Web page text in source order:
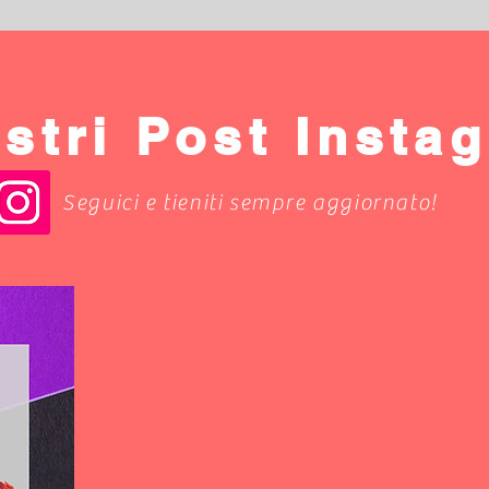
Post
Seguici e tieniti sempre aggiornato!